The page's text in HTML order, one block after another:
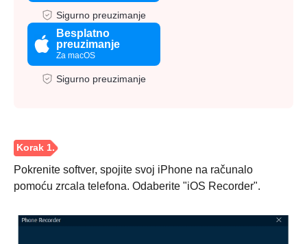
Sigurno preuzimanje
Besplatno
preuzimanje
Za macOS
Sigurno preuzimanje
Pokrenite softver, spojite svoj iPhone na računalo
pomoću zrcala telefona. Odaberite "iOS Recorder".